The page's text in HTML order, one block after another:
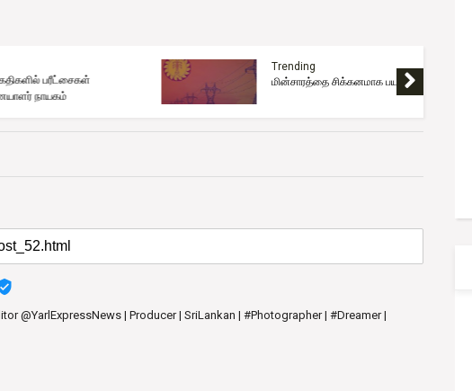
Trending
மின்சாரத்தை சிக்கனமாக பயன்படுத்தவும்
@YarlExpressNews | Producer | SriLankan | #Photographer | #Dreamer |